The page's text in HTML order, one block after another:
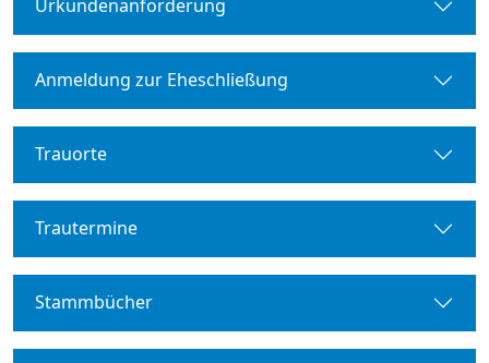
Urkundenanforderung
Anmeldung zur Eheschließung
Trauorte
Trautermine
Stammbücher